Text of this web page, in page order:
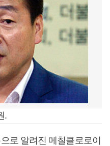
.
로 알려진 메칠클로로이